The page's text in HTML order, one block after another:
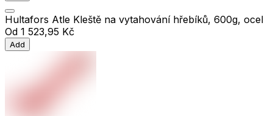
Hultafors Atle Kleště na vytahování hřebíků, 600g, ocel
Od 1 523,95 Kč
Add